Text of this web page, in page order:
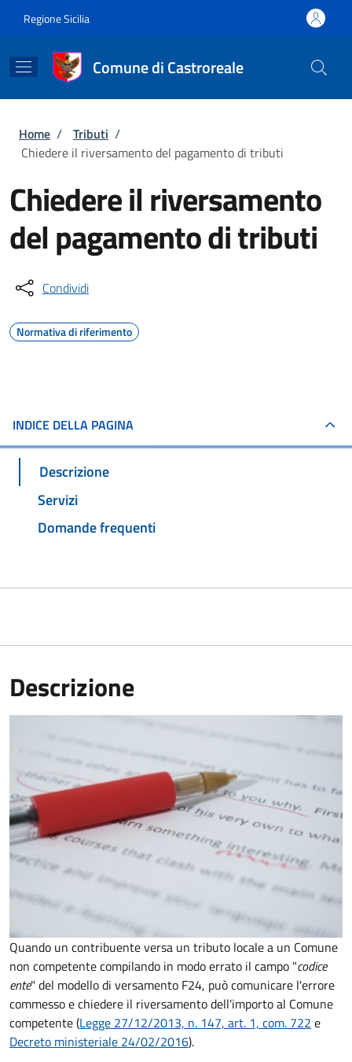
Regione Sicilia
Comune di Castroreale
Briciole di pane
Home / Tributi /
Chiedere il riversamento del pagamento di tributi
Chiedere il riversamento
del pagamento di tributi
Condividi
Normativa di riferimento
INDICE DELLA PAGINA
Descrizione
Servizi
Domande frequenti
Descrizione
Quando un contribuente versa un tributo locale a un Comune
non competente compilando in modo errato il campo "codice
ente" del modello di versamento F24, può comunicare l'errore
commesso e chiedere il riversamento dell'importo al Comune
competente (Legge 27/12/2013, n. 147, art. 1, com. 722 e
Decreto ministeriale 24/02/2016).